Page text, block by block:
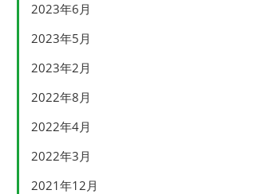
2023年6月
2023年5月
2023年2月
2022年8月
2022年4月
2022年3月
2021年12月